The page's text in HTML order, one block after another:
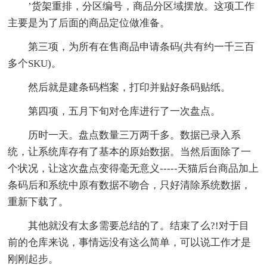
’货架重排，分区编号，商品分区域摆放。这项工作
主要是为了后面的商品定位做准备。
第三项，为所有在售商品申请条码(共有约一千三百
多个SKU)。
然后就是建条码档案，打印并贴好条码贴纸。
第四项，五月下旬对仓库进行了一次盘点。
历时一天。盘点数量三万两千多。数据已录入系
统，让系统库存有了基本的原始数据。当然后面除了一
个状况，让这次盘点变得毫无意义-----天猫后台商品加上
条码后和系统中原有数据不吻合，只好清除系统数据，
重新下载了。
其他就没有太多需要总结的了。结束了么?!对于目
前的仓库来说，事情远没有这么简单，可以说工作才是
刚刚起步。